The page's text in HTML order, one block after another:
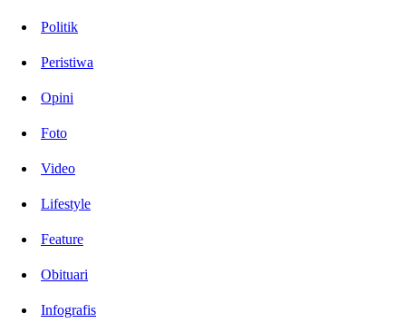
Politik
Peristiwa
Opini
Foto
Video
Lifestyle
Feature
Obituari
Infografis